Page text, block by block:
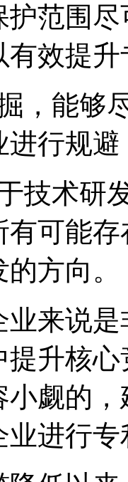
范围
效提
，能够
行规
技术研
有可能
方向。
来说
提升核
觑的
进行